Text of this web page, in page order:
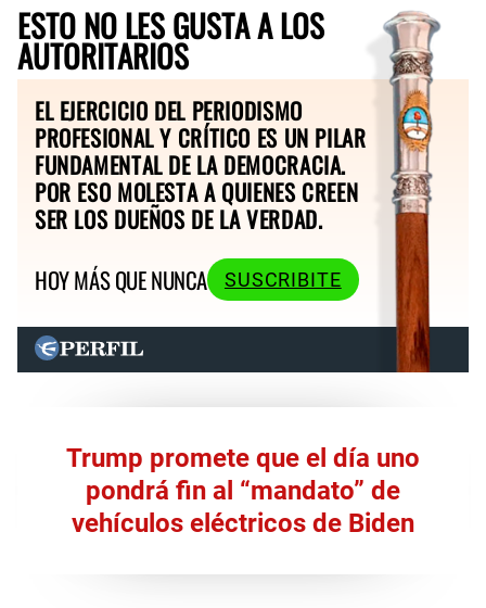
ESTO NO LES GUSTA A LOS
AUTORITARIOS
EL EJERCICIO DEL PERIODISMO
PROFESIONAL Y CRÍTICO ES UN PILAR
FUNDAMENTAL DE LA DEMOCRACIA.
POR ESO MOLESTA A QUIENES CREEN
SER LOS DUEÑOS DE LA VERDAD.
HOY MÁS QUE NUNCA
SUSCRIBITE
Trump promete que el día uno
pondrá fin al “mandato” de
vehículos eléctricos de Biden